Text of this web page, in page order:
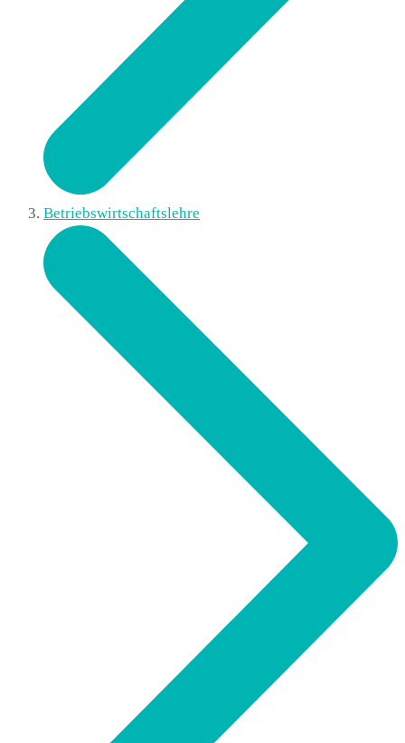
Betriebswirtschaftslehre